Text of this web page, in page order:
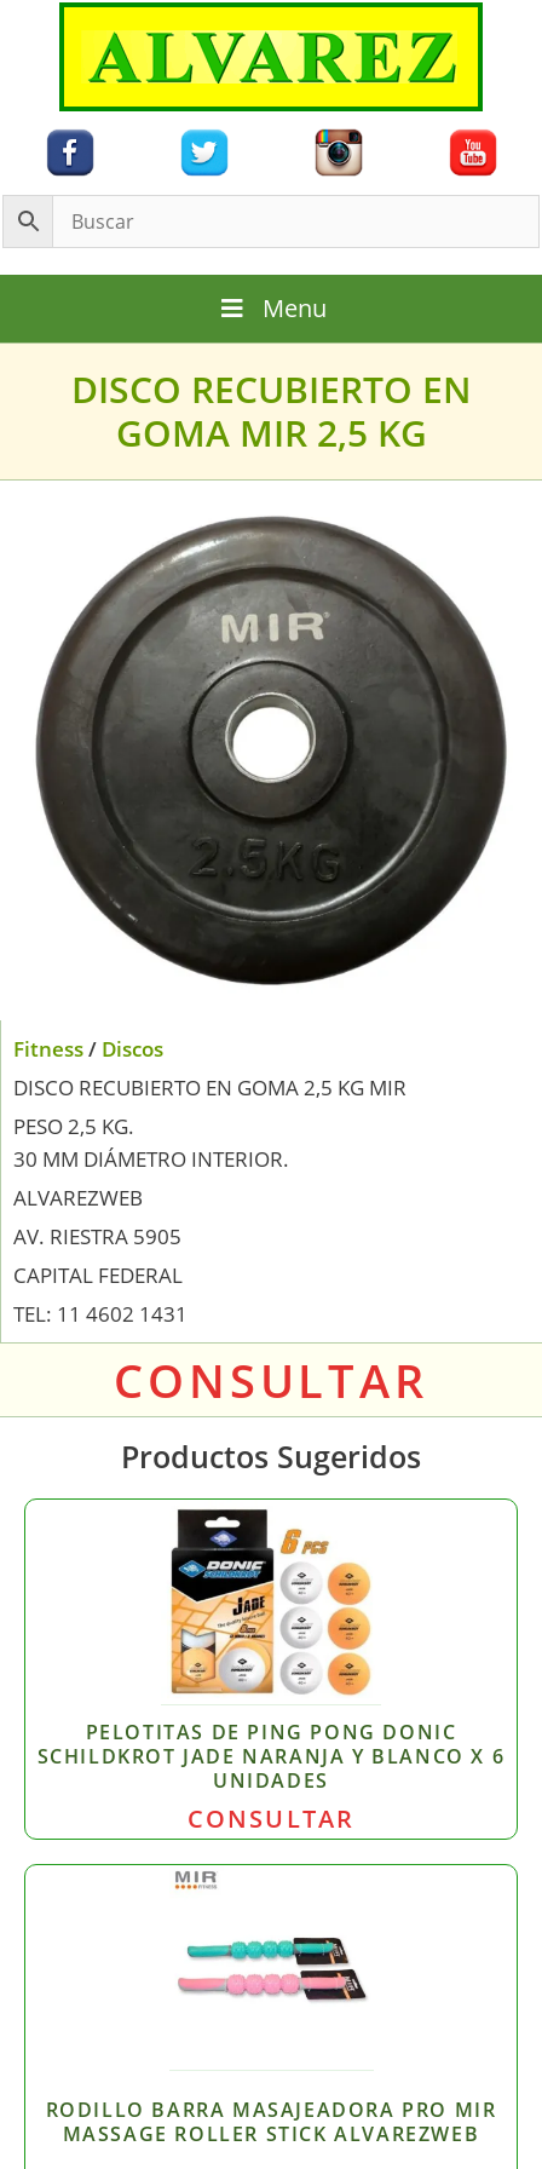
contenido
Menu
DISCO RECUBIERTO EN
GOMA MIR 2,5 KG
Fitness/ Discos
DISCO RECUBIERTO EN GOMA 2,5 KG MIR
PESO 2,5 KG.
30 MM DIÁMETRO INTERIOR.
ALVAREZWEB
AV. RIESTRA 5905
CAPITAL FEDERAL
TEL: 11 4602 1431
CONSULTAR
Productos Sugeridos
PELOTITAS DE PING PONG DONIC
SCHILDKROT JADE NARANJA Y BLANCO X 6
UNIDADES
CONSULTAR
RODILLO BARRA MASAJEADORA PRO MIR
MASSAGE ROLLER STICK ALVAREZWEB